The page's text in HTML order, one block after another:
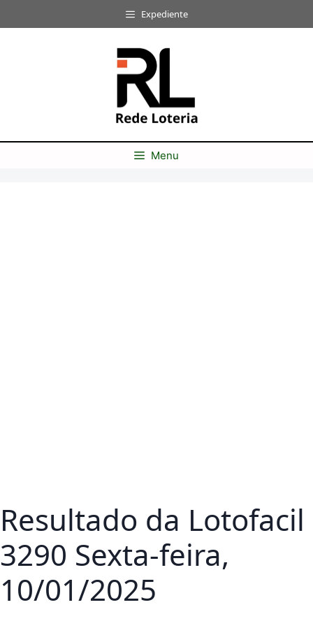
para
Expediente
Menu
Resultado da Lotofacil
3290 Sexta-feira,
10/01/2025